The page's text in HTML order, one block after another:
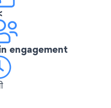
engagement